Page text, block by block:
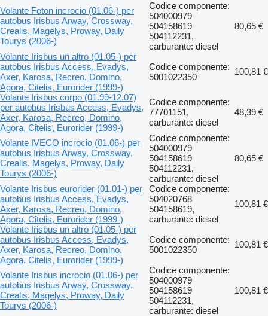
Volante Foton incrocio (01.06-) per
autobus Irisbus Arway, Crossway,
Crealis, Magelys, Proway, Daily
Tourys (2006-)
Codice componente:
504000979
504158619
504112231,
carburante: diesel
80,65 €
Volante Irisbus un altro (01.05-) per
autobus Irisbus Access, Evadys,
Axer, Karosa, Recreo, Domino,
Agora, Citelis, Eurorider (1999-)
Codice componente:
5001022350
100,81 €
Volante Irisbus corpo (01.99-12.07)
per autobus Irisbus Access, Evadys,
Axer, Karosa, Recreo, Domino,
Agora, Citelis, Eurorider (1999-)
Codice componente:
77701151,
carburante: diesel
48,39 €
Volante IVECO incrocio (01.06-) per
autobus Irisbus Arway, Crossway,
Crealis, Magelys, Proway, Daily
Tourys (2006-)
Codice componente:
504000979
504158619
504112231,
carburante: diesel
80,65 €
Volante Irisbus eurorider (01.01-) per
autobus Irisbus Access, Evadys,
Axer, Karosa, Recreo, Domino,
Agora, Citelis, Eurorider (1999-)
Codice componente:
504020768
504158619,
carburante: diesel
100,81 €
Volante Irisbus un altro (01.05-) per
autobus Irisbus Access, Evadys,
Axer, Karosa, Recreo, Domino,
Agora, Citelis, Eurorider (1999-)
Codice componente:
5001022350
100,81 €
Volante Irisbus incrocio (01.06-) per
autobus Irisbus Arway, Crossway,
Crealis, Magelys, Proway, Daily
Tourys (2006-)
Codice componente:
504000979
504158619
504112231,
carburante: diesel
100,81 €